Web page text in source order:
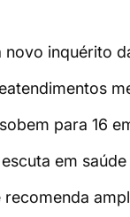
inquérito
para 16
em
recomenda